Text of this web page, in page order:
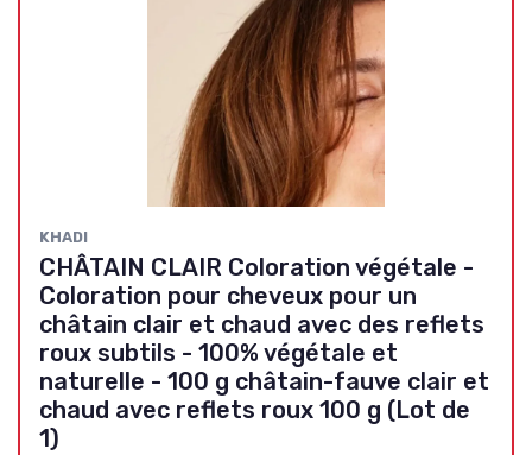
KHADI
CHÂTAIN CLAIR Coloration végétale -
Coloration pour cheveux pour un
châtain clair et chaud avec des reflets
roux subtils - 100% végétale et
naturelle - 100 g châtain-fauve clair et
chaud avec reflets roux 100 g (Lot de
1)